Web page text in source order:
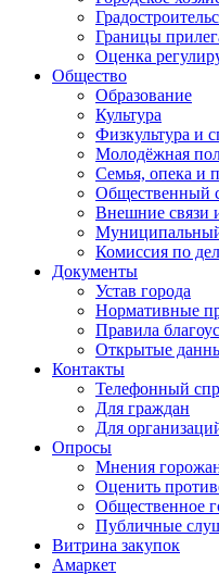
Границы
Оценка
Общество
Образование
Культура
Физкультура и
Молодёжная
Семья, опека и
Общественный
Внешние связи
Комиссия по
Документы
Устав города
Нормативные
Правила
Открытые
Контакты
Телефонный
Для граждан
Для
Опросы
Мнения
Оценить
Общественное
Публичные
Витрина закупок
Амаркет